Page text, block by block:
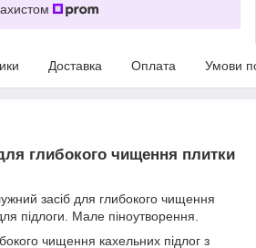
Доставка Оплата Умови
глибокого чищення плитки
засіб для глибокого чищення
підлоги. Мале піноутворення.
чищення кахельних підлог з